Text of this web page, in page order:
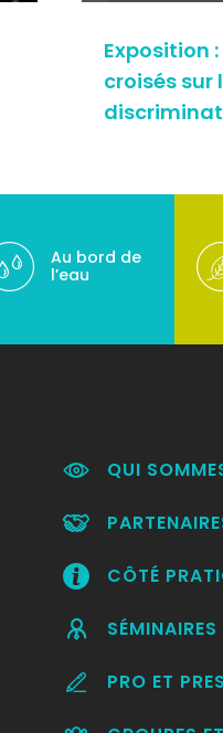
Exposition
croisés sur
Au bord de
l’eau
QUI
CÔTÉ
PRO ET